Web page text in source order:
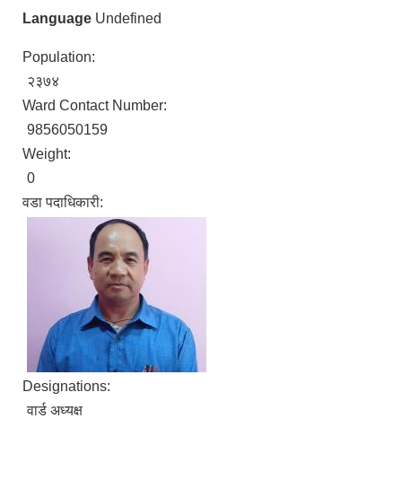
Language Undefined
Population:
२३७४
Ward Contact Number:
9856050159
Weight:
0
वडा पदाधिकारी:
Designations:
वार्ड अध्यक्ष